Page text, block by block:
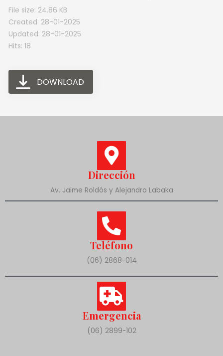
File size: 24.86 KB
Created: 28-01-2025
Updated: 28-01-2025
Hits: 18
DOWNLOAD
Dirección
Av. Jaime Roldós y Alejandro Labaka
Teléfono
(06) 2868-014
Emergencia
(06) 2899-102